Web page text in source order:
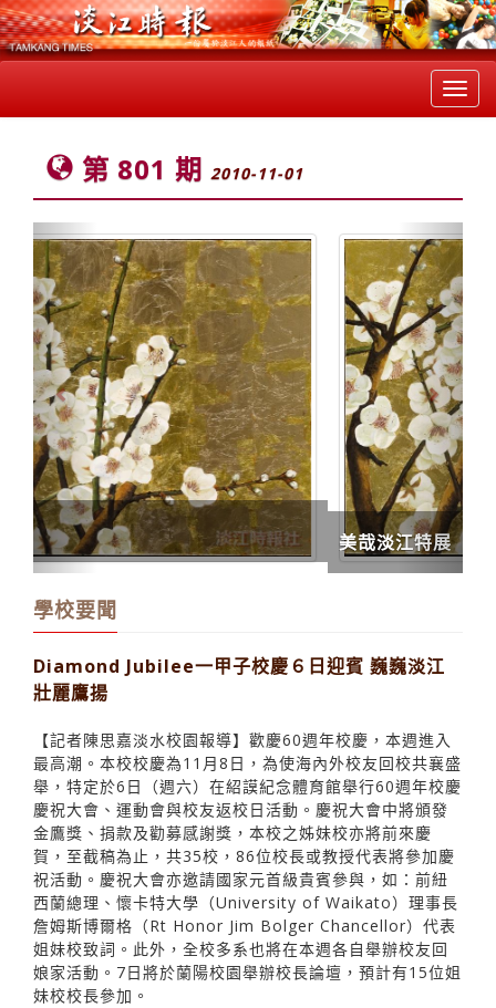
第 801 期 2010-11-01
美哉淡江特展
Previous Next
學校要聞
Diamond Jubilee一甲子校慶６日迎賓 巍巍淡江
壯麗鷹揚
【記者陳思嘉淡水校園報導】歡慶60週年校慶，本週進入
最高潮。本校校慶為11月8日，為使海內外校友回校共襄盛
舉，特定於6日（週六）在紹謨紀念體育館舉行60週年校慶
慶祝大會、運動會與校友返校日活動。慶祝大會中將頒發
金鷹獎、捐款及勸募感謝獎，本校之姊妹校亦將前來慶
賀，至截稿為止，共35校，86位校長或教授代表將參加慶
祝活動。慶祝大會亦邀請國家元首級貴賓參與，如：前紐
西蘭總理、懷卡特大學（University of Waikato）理事長
詹姆斯博爾格（Rt Honor Jim Bolger Chancellor）代表
姐妹校致詞。此外，全校多系也將在本週各自舉辦校友回
娘家活動。7日將於蘭陽校園舉辦校長論壇，預計有15位姐
妹校校長參加。